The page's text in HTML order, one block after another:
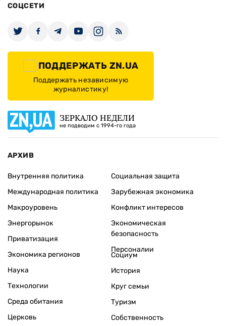
СОЦСЕТИ
ПОДДЕРЖАТЬ ZN.UA
Поддержать независимую
журналистику!
ЗЕРКАЛО НЕДЕЛИ
не подводим с 1994-го года
АРХИВ
Внутренняя политика
Международная политика
Макроуровень
Энергорынок
Приватизация
Экономика регионов
Социальная защита
Зарубежная экономика
Конфликт интересов
Экономическая
безопасность
Персоналии
Наука
Технологии
Среда обитания
Церковь
Социум
История
Круг семьи
Туризм
Собственность